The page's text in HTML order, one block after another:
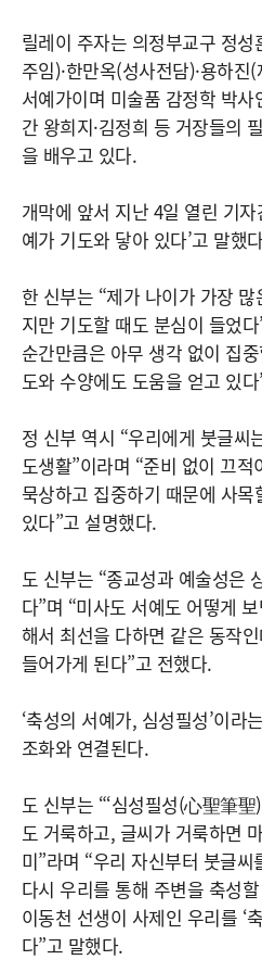
릴레이 주자는 의정부교구 정
주임)·한만옥(성사전담)·용하
서예가이며 미술품 감정학 박
간 왕희지·김정희 등 거장들의
을 배우고 있다.
개막에 앞서 지난 4일 열린 기
예가 기도와 닿아 있다’고 말했
한 신부는 “제가 나이가 가장
지만 기도할 때도 분심이 들었
순간만큼은 아무 생각 없이 집
도와 수양에도 도움을 얻고 있
정 신부 역시 “우리에게 붓글씨
도생활”이라며 “준비 없이 끄
묵상하고 집중하기 때문에 사
있다”고 설명했다.
도 신부는 “종교성과 예술성은
다”며 “미사도 서예도 어떻게
해서 최선을 다하면 같은 동작
들어가게 된다”고 전했다.
‘축성의 서예가, 심성필성’이라
조화와 연결된다.
도 신부는 “‘심성필성(心聖筆聖
도 거룩하고, 글씨가 거룩하면
미”라며 “우리 자신부터 붓글
다시 우리를 통해 주변을 축성
이동천 선생이 사제인 우리를 ‘
다”고 말했다.